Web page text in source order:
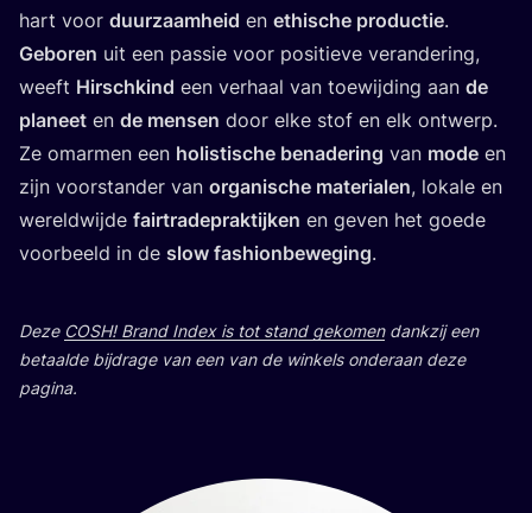
hart voor duur­zaam­heid en ethi­sche pro­duc­tie.
Gebo­ren uit een pas­sie voor posi­tie­ve ver­an­de­ring,
weeft Hirschkind een ver­haal van toe­wij­ding aan de
pla­neet en de men­sen door elke stof en elk ont­werp.
Ze omar­men een holis­ti­sche bena­de­ring van mode en
zijn voor­stan­der van orga­ni­sche mate­ri­a­len, loka­le en
wereld­wij­de fair­t­ra­de­prak­tij­ken en geven het goe­de
voor­beeld in de slow fas­hi­on­be­we­ging.
Deze COSH! Brand Index is tot stand geko­mendank­zij een
betaal­de bij­dra­ge van een van de win­kels onder­aan deze
pagina.